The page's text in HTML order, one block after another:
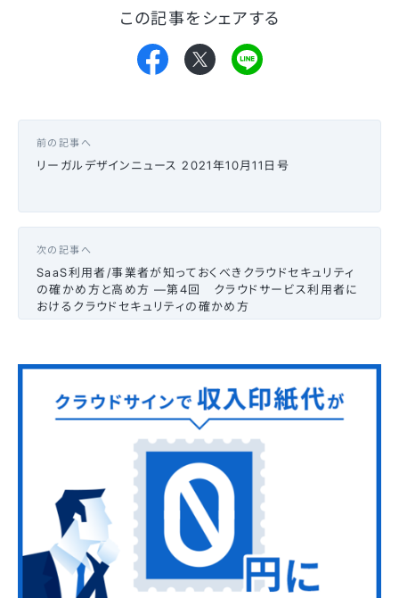
この記事をシェアする
前の記事へ
リーガルデザインニュース 2021年10月11日号
次の記事へ
SaaS利用者/事業者が知っておくべきクラウドセキュリティ
の確かめ方と高め方 —第4回 クラウドサービス利用者に
おけるクラウドセキュリティの確かめ方